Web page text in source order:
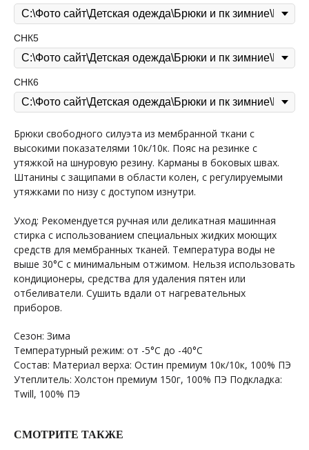
СНК5
СНК6
Брюки свободного силуэта из мембранной ткани с
высокими показателями 10к/10к. Пояс на резинке с
утяжкой на шнуровую резину. Карманы в боковых швах.
Штанины с защипами в области колен, с регулируемыми
утяжками по низу с доступом изнутри.
Уход: Рекомендуется ручная или деликатная машинная
стирка с использованием специальных жидких моющих
средств для мембранных тканей. Температура воды не
выше 30°С с минимальным отжимом. Нельзя использовать
кондиционеры, средства для удаления пятен или
отбеливатели. Сушить вдали от нагревательных
приборов.
Сезон: Зима
Температурный режим: от -5°С до -40°C
Состав: Материал верха: Остин премиум 10к/10к, 100% ПЭ
Утеплитель: Холстон премиум 150г, 100% ПЭ Подкладка:
Twill, 100% ПЭ
СМОТРИТЕ ТАКЖЕ
+7 964 429-41-29
WhatsApp